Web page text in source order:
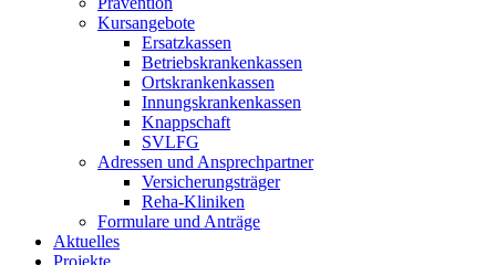
Kursangebote
Ersatzkassen
Betriebskrankenkassen
Ortskrankenkassen
Innungskrankenkassen
Knappschaft
SVLFG
Adressen und Ansprechpartner
Versicherungsträger
Reha-Kliniken
Formulare und Anträge
Aktuelles
Projekte